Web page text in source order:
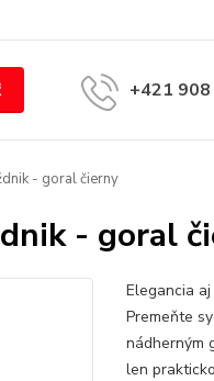
+421
- goral čierny
- goral
Elegancia
Premeňte
nádherným
len